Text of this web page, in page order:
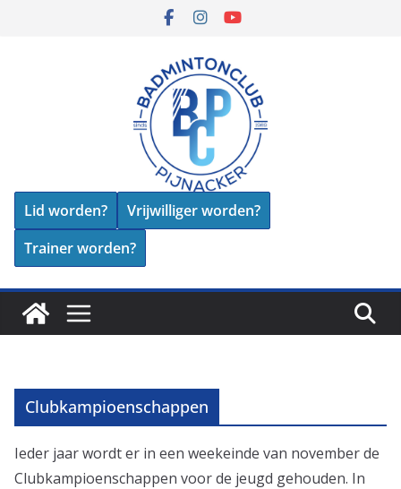
Lid worden?
Vrijwilliger worden?
Trainer worden?
Clubkampioenschappen
Ieder jaar wordt er in een weekeinde van november de
Clubkampioenschappen voor de jeugd gehouden. In